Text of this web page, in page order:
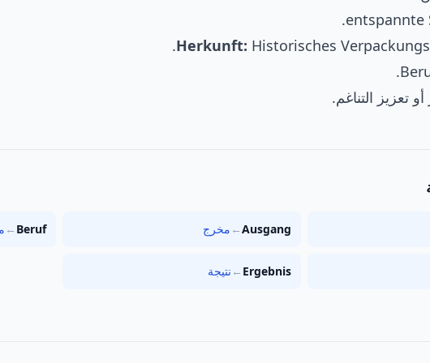
Herkunft: Historisches
تعزيز التناغم.
Ausgang
← مخرج Beruf
←
Ergebnis
← نتيجة